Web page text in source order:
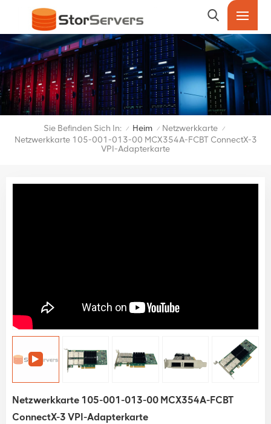
Sie Befinden Sich In: / Heim / Netzwerkkarte /
Netzwerkkarte 105-001-013-00 MCX354A-FCBT ConnectX-3
VPI-Adapterkarte
Netzwerkkarte 105-001-013-00 MCX354A-FCBT
ConnectX-3 VPI-Adapterkarte